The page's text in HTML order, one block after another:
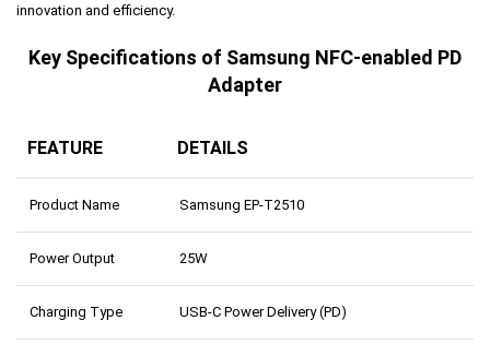
innovation and efficiency.
Key Specifications of Samsung NFC-enabled PD
Adapter
FEATURE DETAILS
Product Name Samsung EP-T2510
Power Output 25W
Charging Type USB-C Power Delivery (PD)